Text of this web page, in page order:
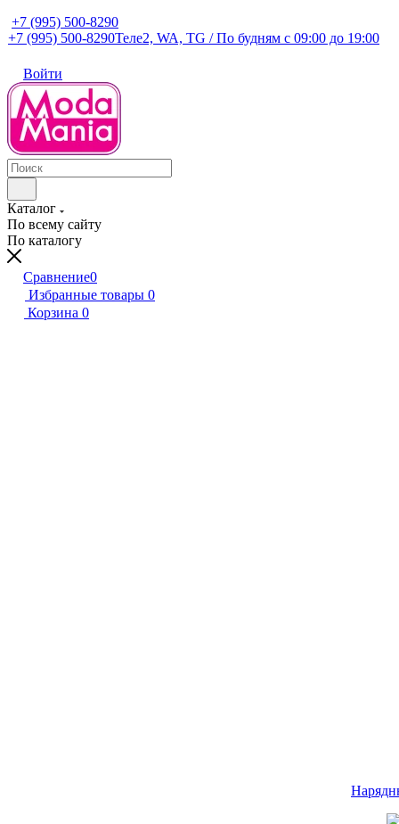
+7 (995) 500-8290
+7 (995) 500-8290Теле2, WA, TG / По будням c 09:00 до 19:00
Войти
Каталог
По всему сайту
По каталогу
Сравнение0
Избранные товары 0
Корзина 0